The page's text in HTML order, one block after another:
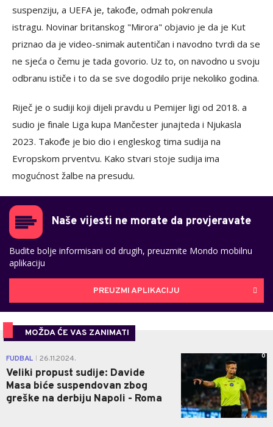
suspenziju, a UEFA je, takođe, odmah pokrenula
istragu. Novinar britanskog "Mirora" objavio je da je Kut
priznao da je video-snimak autentičan i navodno tvrdi da se
ne sjeća o čemu je tada govorio. Uz to, on navodno u svoju
odbranu ističe i to da se sve dogodilo prije nekoliko godina.
Riječ je o sudiji koji dijeli pravdu u Pemijer ligi od 2018. a
sudio je finale Liga kupa Mančester junajteda i Njukasla
2023. Takođe je bio dio i engleskog tima sudija na
Evropskom prventvu. Kako stvari stoje sudija ima
mogućnost žalbe na presudu.
Naše vijesti ne morate da provjeravate
Budite bolje informisani od drugih, preuzmite Mondo mobilnu
aplikaciju
PREUZMI APLIKACIJU
MOŽDA ĆE VAS ZANIMATI
FUDBAL 26.11.2024.
Veliki propust sudije: Davide
Masa biće suspendovan zbog
greške na derbiju Napoli - Roma
0